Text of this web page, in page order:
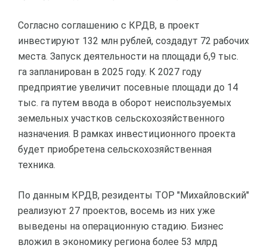
Согласно соглашению с КРДВ, в проект
инвестируют 132 млн рублей, создадут 72 рабочих
места. Запуск деятельности на площади 6,9 тыс.
га запланирован в 2025 году. К 2027 году
предприятие увеличит посевные площади до 14
тыс. га путем ввода в оборот неиспользуемых
земельных участков сельскохозяйственного
назначения. В рамках инвестиционного проекта
будет приобретена сельскохозяйственная
техника.
По данным КРДВ, резиденты ТОР "Михайловский"
реализуют 27 проектов, восемь из них уже
выведены на операционную стадию. Бизнес
вложил в экономику региона более 53 млрд